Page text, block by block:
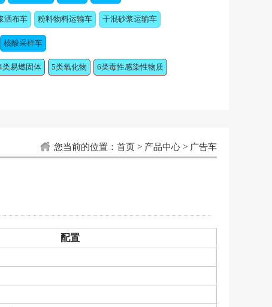
洒布车 粉料物料运输车 干混砂浆运输车
核酸采样车
类易燃固体 5类氧化物 6类毒性感染性物质
您当前的位置： 首页 > 产品中心 > 广告车
配置